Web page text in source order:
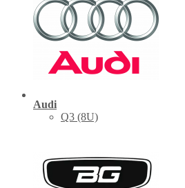
Audi
Q3 (8U)